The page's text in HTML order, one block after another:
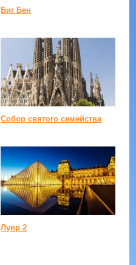
Биг Бен
Собор святого семейства
Лувр 2